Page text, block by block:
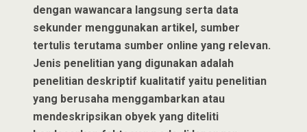
dengan wawancara langsung serta data
sekunder menggunakan artikel, sumber
tertulis terutama sumber online yang relevan.
Jenis penelitian yang digunakan adalah
penelitian deskriptif kualitatif yaitu penelitian
yang berusaha menggambarkan atau
mendeskripsikan obyek yang diteliti